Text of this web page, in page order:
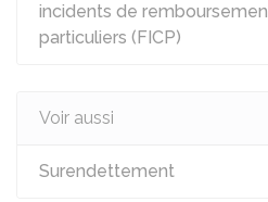
incidents de
particuliers (FICP)
Voir aussi
Surendettement